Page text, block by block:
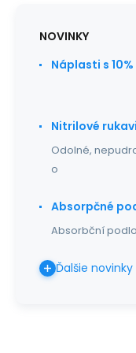
NOVINKY
Náplasti s
Nitrilové
Odolné,
o
Absorpčné
Absorbční
Ďalšie novinky